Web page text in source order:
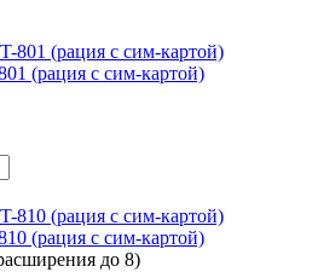
(рация с сим-картой)
(рация с сим-картой)
до 8)